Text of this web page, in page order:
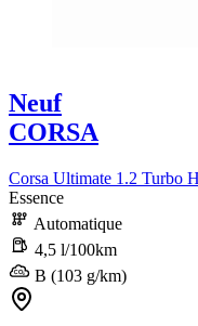
Neuf
CORSA
Corsa Ultimate 1.2 Turbo
Essence
Automatique
4,5 l/100km
B (103 g/km)